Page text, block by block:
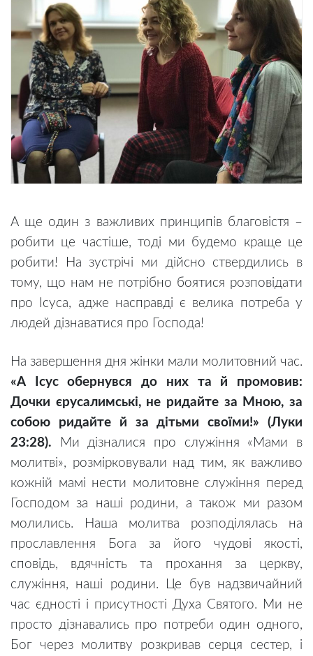
А ще один з важливих принципів благовістя –
робити це частіше, тоді ми будемо краще це
робити! На зустрічі ми дійсно ствердились в
тому, що нам не потрібно боятися розповідати
про Ісуса, адже насправді є велика потреба у
людей дізнаватися про Господа!
На завершення дня жінки мали молитовний час.
«А Ісус обернувся до них та й промовив:
Дочки єрусалимські, не ридайте за Мною, за
собою ридайте й за дітьми своїми!» (Луки
23:28). Ми дізналися про служіння «Мами в
молитві», розмірковували над тим, як важливо
кожній мамі нести молитовне служіння перед
Господом за наші родини, а також ми разом
молились. Наша молитва розподілялась на
прославлення Бога за його чудові якості,
сповідь, вдячність та прохання за церкву,
служіння, наші родини. Це був надзвичайний
час єдності і присутності Духа Святого. Ми не
просто дізнавались про потреби один одного,
Бог через молитву розкривав серця сестер, і